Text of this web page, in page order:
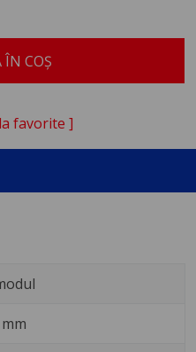
ÎN COȘ
favorite ]